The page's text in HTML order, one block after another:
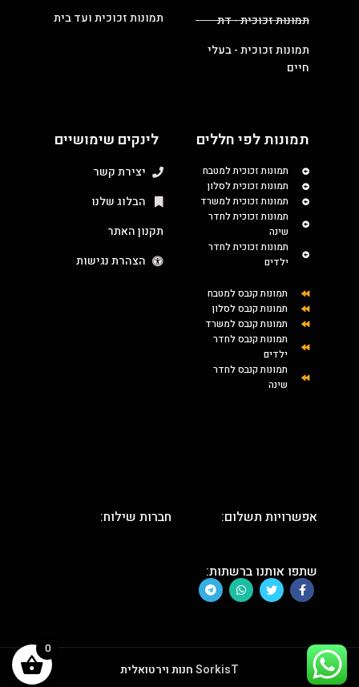
תמונות זכוכית - דת
תמונות זכוכית - בעלי
חיים
תמונות זכוכית ועד בית
תמונות לפי חללים
תמונות זכוכית למטבח
תמונות זכוכית לסלון
תמונות זכוכית למשרד
תמונות זכוכית לחדר
שינה
תמונות זכוכית לחדר
ילדים
תמונות קנבס למטבח
תמונות קנבס לסלון
תמונות קנבס למשרד
תמונות קנבס לחדר
ילדים
תמונות קנבס לחדר
שינה
לינקים שימושיים
יצירת קשר
הבלוג שלנו
תקנון האתר
הצהרת נגישות
אפשרויות תשלום: חברות שילוח:
שתפו אותנו ברשתות:
SorkisTחנות וירטואלית
0